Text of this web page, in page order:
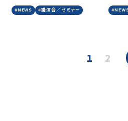
#NEWS #講演会／セミナー
1 2